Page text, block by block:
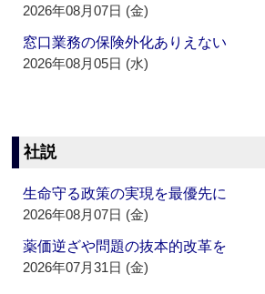
2026年08月07日 (金)
窓口業務の保険外化ありえない
2026年08月05日 (水)
社説
生命守る政策の実現を最優先に
2026年08月07日 (金)
薬価逆ざや問題の抜本的改革を
2026年07月31日 (金)